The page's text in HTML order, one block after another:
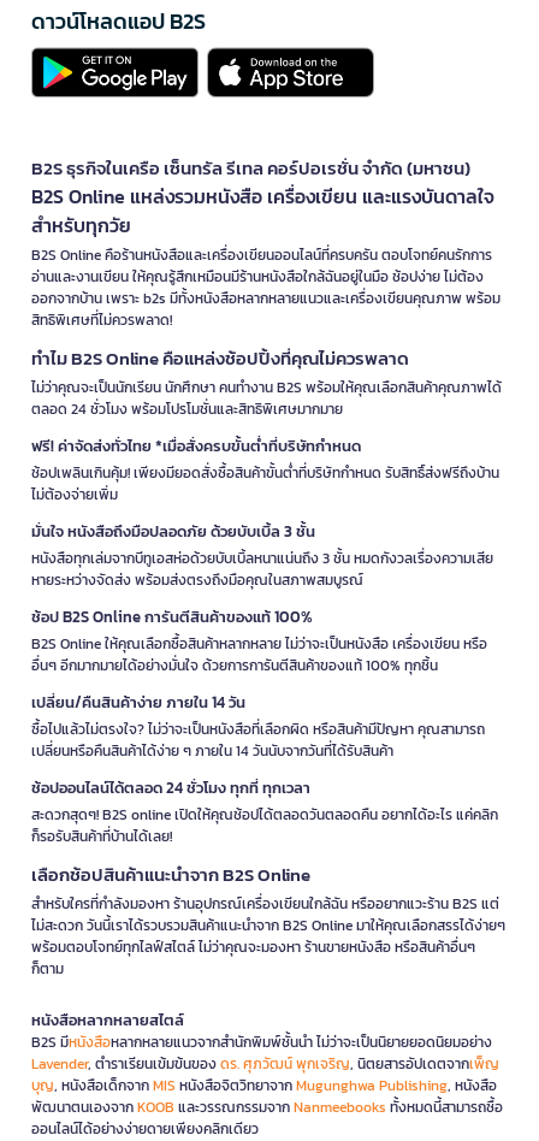
ดาวน์โหลดแอป B2S
B2S ธุรกิจในเครือ เซ็นทรัล รีเทล คอร์ปอเรชั่น จำกัด (มหาชน)
B2S Online แหล่งรวมหนังสือ เครื่องเขียน และแรงบันดาลใจ
สำหรับทุกวัย
B2S Online คือร้านหนังสือและเครื่องเขียนออนไลน์ที่ครบครัน ตอบโจทย์คนรักการ
อ่านและงานเขียน ให้คุณรู้สึกเหมือนมีร้านหนังสือใกล้ฉันอยู่ในมือ ช้อปง่าย ไม่ต้อง
ออกจากบ้าน เพราะ b2s มีทั้งหนังสือหลากหลายแนวและเครื่องเขียนคุณภาพ พร้อม
สิทธิพิเศษที่ไม่ควรพลาด!
ทำไม B2S Online คือแหล่งช้อปปิ้งที่คุณไม่ควรพลาด
ไม่ว่าคุณจะเป็นนักเรียน นักศึกษา คนทำงาน B2S พร้อมให้คุณเลือกสินค้าคุณภาพได้
ตลอด 24 ชั่วโมง พร้อมโปรโมชั่นและสิทธิพิเศษมากมาย
ฟรี! ค่าจัดส่งทั่วไทย *เมื่อสั่งครบขั้นต่ำที่บริษัทกำหนด
ช้อปเพลินเกินคุ้ม! เพียงมียอดสั่งซื้อสินค้าขั้นต่ำที่บริษัทกำหนด รับสิทธิ์ส่งฟรีถึงบ้าน
ไม่ต้องจ่ายเพิ่ม
มั่นใจ หนังสือถึงมือปลอดภัย ด้วยบับเบิ้ล 3 ชั้น
หนังสือทุกเล่มจากบีทูเอสห่อด้วยบับเบิ้ลหนาแน่นถึง 3 ชั้น หมดกังวลเรื่องความเสีย
หายระหว่างจัดส่ง พร้อมส่งตรงถึงมือคุณในสภาพสมบูรณ์
ช้อป B2S Online การันตีสินค้าของแท้ 100%
B2S Online ให้คุณเลือกซื้อสินค้าหลากหลาย ไม่ว่าจะเป็นหนังสือ เครื่องเขียน หรือ
อื่นๆ อีกมากมายได้อย่างมั่นใจ ด้วยการการันตีสินค้าของแท้ 100% ทุกชิ้น
เปลี่ยน/คืนสินค้าง่าย ภายใน 14 วัน
ซื้อไปแล้วไม่ตรงใจ? ไม่ว่าจะเป็นหนังสือที่เลือกผิด หรือสินค้ามีปัญหา คุณสามารถ
เปลี่ยนหรือคืนสินค้าได้ง่าย ๆ ภายใน 14 วันนับจากวันที่ได้รับสินค้า
ช้อปออนไลน์ได้ตลอด 24 ชั่วโมง ทุกที่ ทุกเวลา
สะดวกสุดๆ! B2S online เปิดให้คุณช้อปได้ตลอดวันตลอดคืน อยากได้อะไร แค่คลิก
ก็รอรับสินค้าที่บ้านได้เลย!
เลือกช้อปสินค้าแนะนำจาก B2S Online
สำหรับใครที่กำลังมองหา ร้านอุปกรณ์เครื่องเขียนใกล้ฉัน หรืออยากแวะร้าน B2S แต่
ไม่สะดวก วันนี้เราได้รวบรวมสินค้าแนะนำจาก B2S Online มาให้คุณเลือกสรรได้ง่ายๆ
พร้อมตอบโจทย์ทุกไลฟ์สไตล์ ไม่ว่าคุณจะมองหา ร้านขายหนังสือ หรือสินค้าอื่นๆ
ก็ตาม
หนังสือหลากหลายสไตล์
B2S มีหนังสือหลากหลายแนวจากสำนักพิมพ์ชั้นนำ ไม่ว่าจะเป็นนิยายยอดนิยมอย่าง
Lavender, ตำราเรียนเข้มข้นของดร. ศุภวัฒน์ พุกเจริญ, นิตยสารอัปเดตจากเพ็ญ
บุญ, หนังสือเด็กจากMIS หนังสือจิตวิทยาจากMugunghwa Publishing, หนังสือ
พัฒนาตนเองจากKOOB และวรรณกรรมจากNanmeebooks ทั้งหมดนี้สามารถซื้อ
ออนไลน์ได้อย่างง่ายดายเพียงคลิกเดียว